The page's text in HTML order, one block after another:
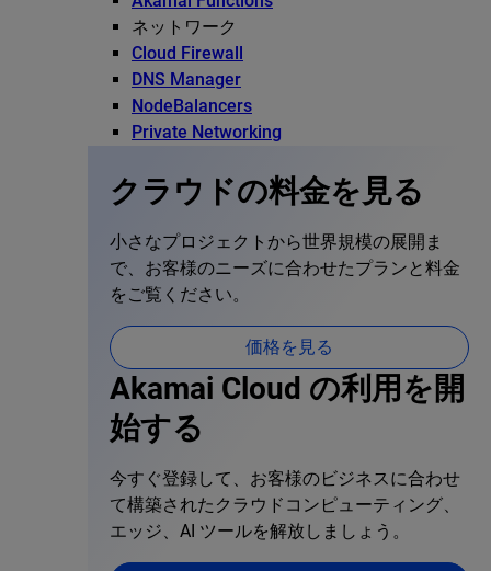
ネットワーク
Cloud Firewall
DNS Manager
NodeBalancers
Private Networking
クラウドの料金を見る
小さなプロジェクトから世界規模の展開ま
で、お客様のニーズに合わせたプランと料金
をご覧ください。
価格を見る
Akamai Cloud の利用を開
始する
今すぐ登録して、お客様のビジネスに合わせ
て構築されたクラウドコンピューティング、
エッジ、AI ツールを解放しましょう。